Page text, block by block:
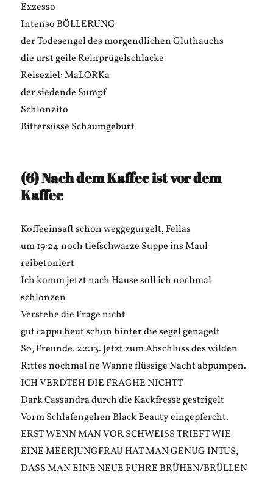
Exzesso
Intenso BÖLLERUNG
der Todesengel des morgendlichen Gluthauchs
die urst geile Reinprügelschlacke
Reiseziel: MaLORKa
der siedende Sumpf
Schlonzito
Bittersüsse Schaumgeburt
(6) Nach dem Kaffee ist vor dem
Kaffee
Koffeeinsaft schon weggegurgelt, Fellas
um 19:24 noch tiefschwarze Suppe ins Maul
reibetoniert
Ich komm jetzt nach Hause soll ich nochmal
schlonzen
Verstehe die Frage nicht
gut cappu heut schon hinter die segel genagelt
So, Freunde. 22:13. Jetzt zum Abschluss des wilden
Rittes nochmal ne Wanne flüssige Nacht abpumpen.
ICH VERDTEH DIE FRAGHE NICHTT
Dark Cassandra durch die Kackfresse gestrigelt
Vorm Schlafengehen Black Beauty eingepfercht.
ERST WENN MAN VOR SCHWEISS TRIEFT WIE
EINE MEERJUNGFRAU HAT MAN GENUG INTUS,
DASS MAN EINE NEUE FUHRE BRÜHEN/BRÜLLEN